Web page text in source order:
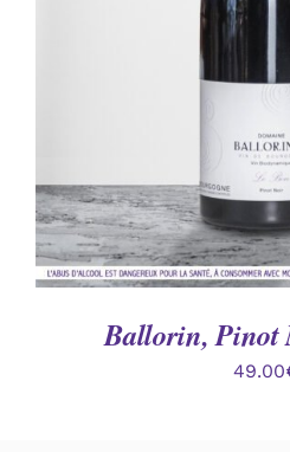
Ballorin, Pinot
49.00